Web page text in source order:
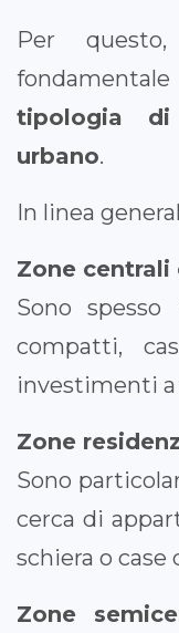
Per
tipologia
urbano.
In linea
Zone centrali
Sono
compatti,
investimenti
Zone
Sono
cerca di
schiera o case
Zone